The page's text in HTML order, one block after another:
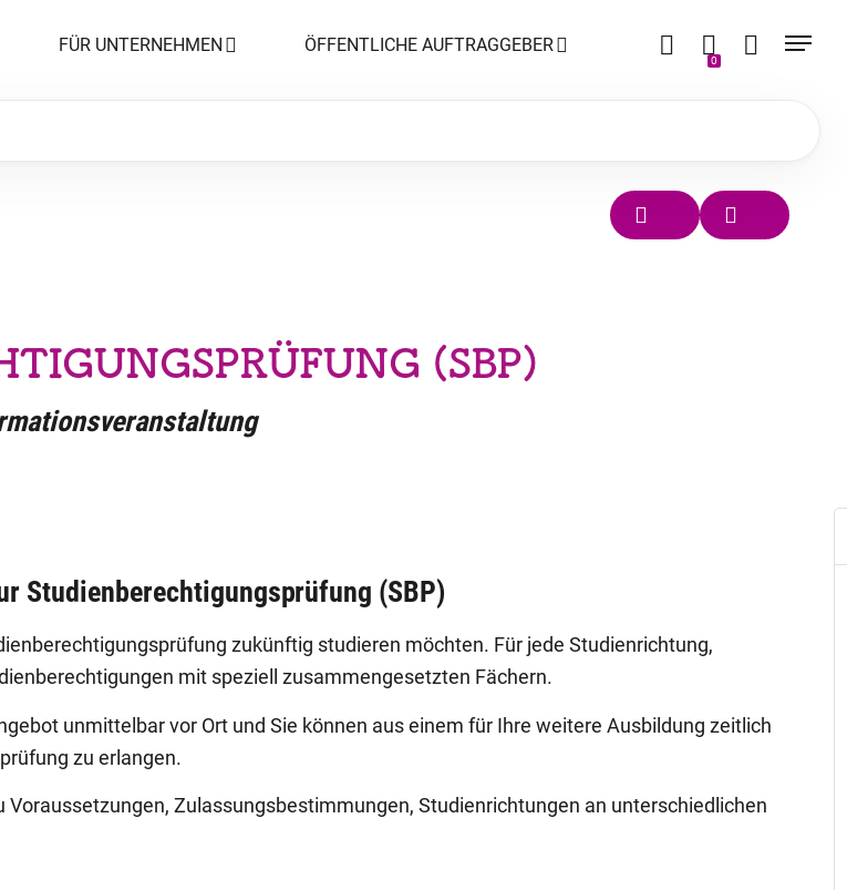
FÜR UNTERNEHMEN ÖFFENTLICHE AUFTRAGGEBER
0
(SBP)
Studienberechtigungsprüfung (SBP)
zukünftig studieren möchten. Für jede Studienrichtung,
mit speziell zusammengesetzten Fächern.
unmittelbar vor Ort und Sie können aus einem für Ihre weitere Ausbildung zeitlich
zu erlangen.
Zulassungsbestimmungen, Studienrichtungen an unterschiedlichen